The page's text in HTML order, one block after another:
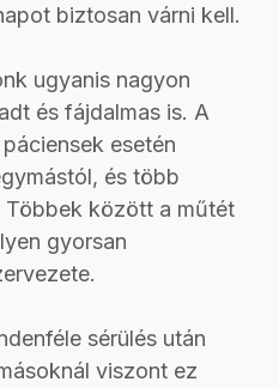
biztosan várni kell.
ugyanis nagyon
és fájdalmas is. A
esetén
és több
között a műtét
gyorsan
sérülés után
viszont ez